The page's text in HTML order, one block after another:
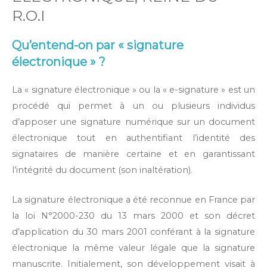
R.O.I
Qu’entend-on par « signature
électronique » ?
La « signature électronique » ou la « e-signature » est un
procédé qui permet à un ou plusieurs individus
d’apposer une signature numérique sur un document
électronique tout en authentifiant l’identité des
signataires de manière certaine et en garantissant
l’intégrité du document (son inaltération).
La signature électronique a été reconnue en France par
la loi N°2000-230 du 13 mars 2000 et son décret
d’application du 30 mars 2001 conférant à la signature
électronique la même valeur légale que la signature
manuscrite. Initialement, son développement visait à